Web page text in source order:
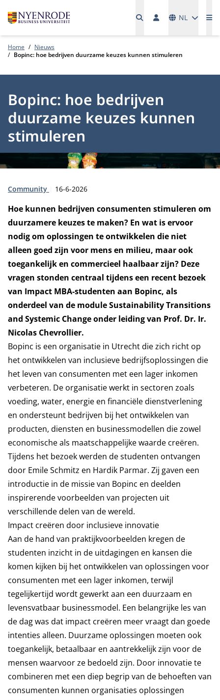
NL
Home
Nieuws
Bopinc: hoe bedrijven duurzame keuzes kunnen stimuleren
Bopinc: hoe bedrijven
duurzame keuzes kunnen
stimuleren
Type:
Community Publicatiedatum:
16-6-2026
Hoe kunnen bedrijven consumenten stimuleren om
duurzamere keuzes te maken? En wat is ervoor
nodig om oplossingen te ontwikkelen die niet
alleen goed zijn voor mens en milieu, maar ook
toegankelijk en commercieel haalbaar zijn? Deze
vragen stonden centraal tijdens een recent bezoek
van Impact MBA-studenten aan Bopinc, als
onderdeel van de module Sustainability Transitions
and Systemic Change onder leiding van Prof. Dr. Ir.
Nicolas Chevrollier.
Bopinc is een organisatie in Utrecht die zich richt op
het ontwikkelen van inclusieve bedrijfsoplossingen die
het leven van consumenten met een lager inkomen
verbeteren. De organisatie werkt in sectoren zoals
voeding, water, energie en financiële dienstverlening
en ondersteunt bedrijven bij het ontwikkelen van
producten, diensten en businessmodellen die zowel
economische als maatschappelijke waarde creëren.
Tijdens het bezoek werden de studenten ontvangen
door Emile Schmitz en Hardik Parmar. Zij gaven een
introductie in de missie van Bopinc en deelden
inspirerende voorbeelden van projecten uit
verschillende delen van de wereld.
Impact creëren door inclusieve innovatie
Aan de hand van praktijkvoorbeelden kregen de
studenten inzicht in de uitdagingen en kansen die
komen kijken bij het ontwikkelen van oplossingen voor
consumenten met een lager inkomen, terwijl
tegelijkertijd wordt gewerkt aan een duurzaam en
levensvatbaar businessmodel. Een belangrijke les van
de dag was dat impact creëren meer vraagt dan goede
intenties alleen. Duurzame oplossingen moeten ook
toegankelijk, betaalbaar en aantrekkelijk zijn voor de
mensen waarvoor ze bedoeld zijn. Door innovatie te
combineren met een diep begrip van de behoeften van
consumenten kunnen organisaties oplossingen